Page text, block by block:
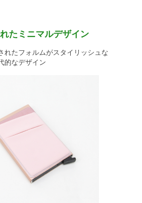
たミニマルデザイン
れたフォルムがスタイリッシュな
的なデザイン